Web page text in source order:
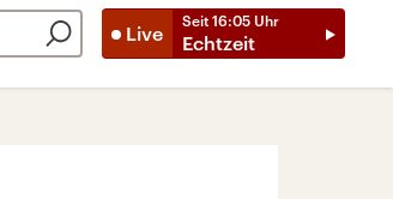
Live
Seit 16:05 Uhr
Echtzeit